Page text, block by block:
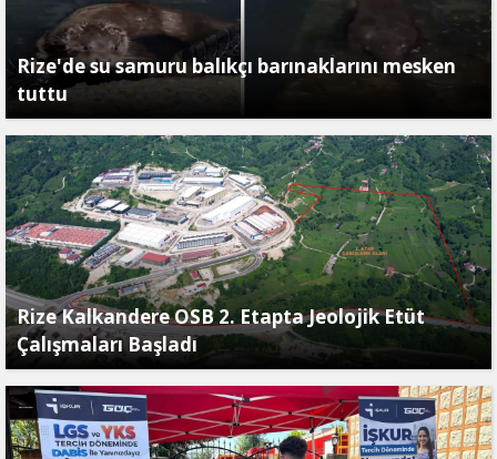
Rize'de su samuru balıkçı barınaklarını mesken
tuttu
Rize Kalkandere OSB 2. Etapta Jeolojik Etüt
Çalışmaları Başladı